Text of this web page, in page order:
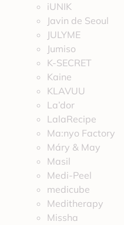
iUNIK
Javin de Seoul
JULYME
Jumiso
K-SECRET
Kaine
KLAVUU
La’dor
LalaRecipe
Ma:nyo Factory
Máry & May
Masil
Medi-Peel
medicube
Meditherapy
Missha